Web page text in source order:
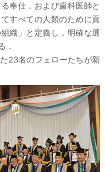
奉仕，および歯科医師と
すべての人類のために貢
織」と定義し，明確な選
．
23名のフェローたちが新
月 >